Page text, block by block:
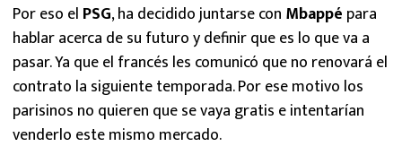
Por eso el PSG, ha decidido juntarse con Mbappé para
hablar acerca de su futuro y definir que es lo que va a
pasar. Ya que el francés les comunicó que no renovará el
contrato la siguiente temporada. Por ese motivo los
parisinos no quieren que se vaya gratis e intentarían
venderlo este mismo mercado.